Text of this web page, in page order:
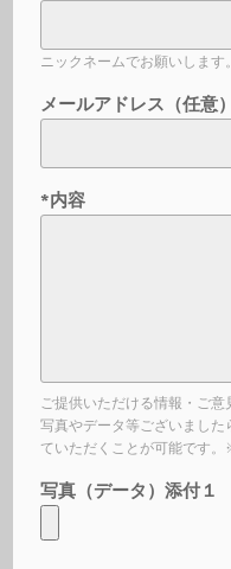
ニックネームでお願いします。
メールアドレス（任意）
*内容
ご提供いただける情報・ご意
写真やデータ等ございました
ていただくことが可能です
写真（データ）添付１